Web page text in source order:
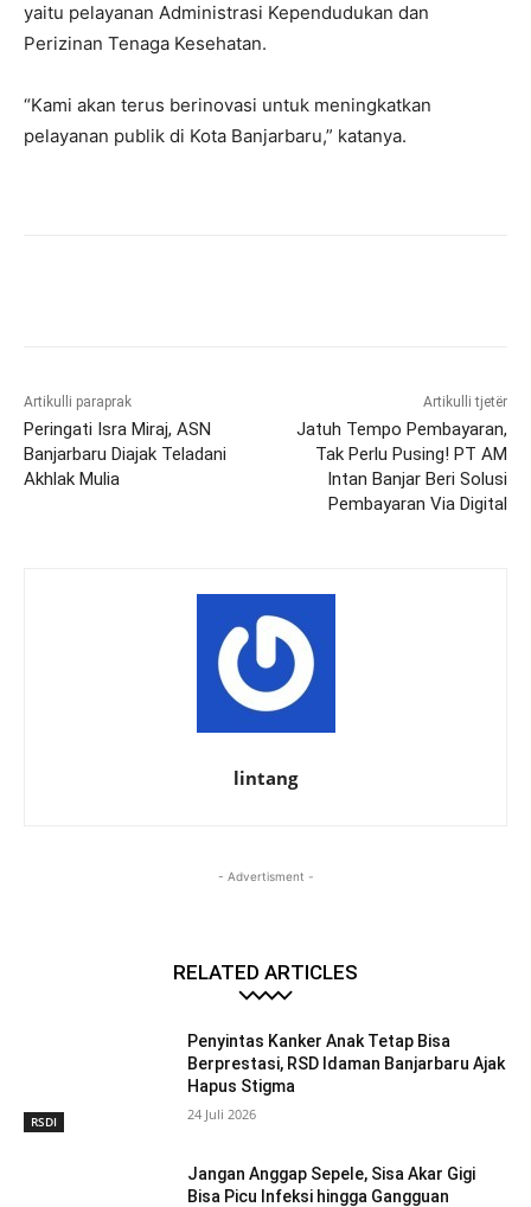
yaitu pelayanan Administrasi Kependudukan dan
Perizinan Tenaga Kesehatan.
“Kami akan terus berinovasi untuk meningkatkan
pelayanan publik di Kota Banjarbaru,” katanya.
Artikulli paraprak
Peringati Isra Miraj, ASN
Banjarbaru Diajak Teladani
Akhlak Mulia
Artikulli tjetër
Jatuh Tempo Pembayaran,
Tak Perlu Pusing! PT AM
Intan Banjar Beri Solusi
Pembayaran Via Digital
lintang
- Advertisment -
RELATED ARTICLES
RSDI
Penyintas Kanker Anak Tetap Bisa
Berprestasi, RSD Idaman Banjarbaru Ajak
Hapus Stigma
24 Juli 2026
Jangan Anggap Sepele, Sisa Akar Gigi
Bisa Picu Infeksi hingga Gangguan